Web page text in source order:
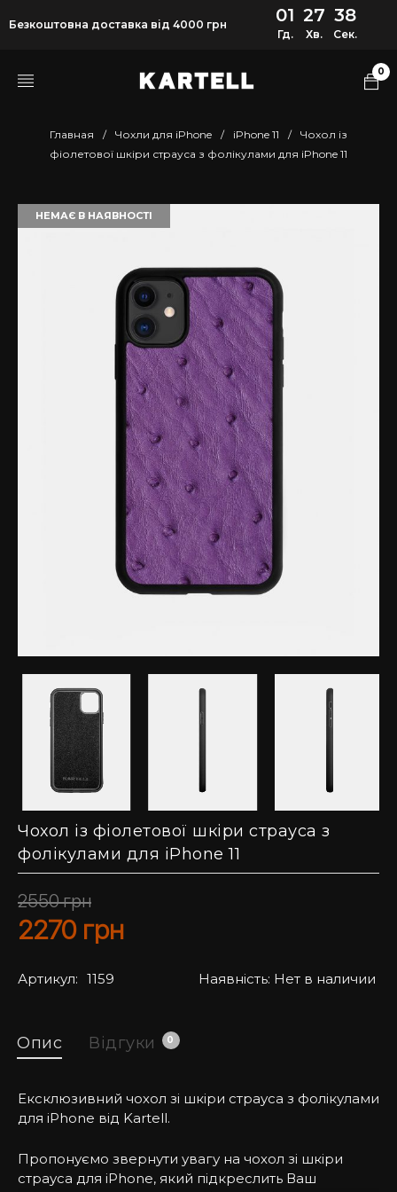
Безкоштовна доставка від 4000 грн 01
Гд.
27
Хв.
38
Сек.
0
Главная / Чохли для iPhone / iPhone 11 /
Чохол із
фіолетової шкіри страуса з фолікулами для iPhone 11
НЕМАЄ В НАЯВНОСТІ
Чохол із фіолетової шкіри страуса з
фолікулами для iPhone 11
2550грн
2270 грн
Артикул: 1159 Наявність: Нет в наличии
Опис Відгуки 0
Ексклюзивний чохол зі шкіри страуса з фолікулами
для iPhone від Kartell.
Пропонуємо звернути увагу на чохол зі шкіри
страуса для iPhone, який підкреслить Ваш